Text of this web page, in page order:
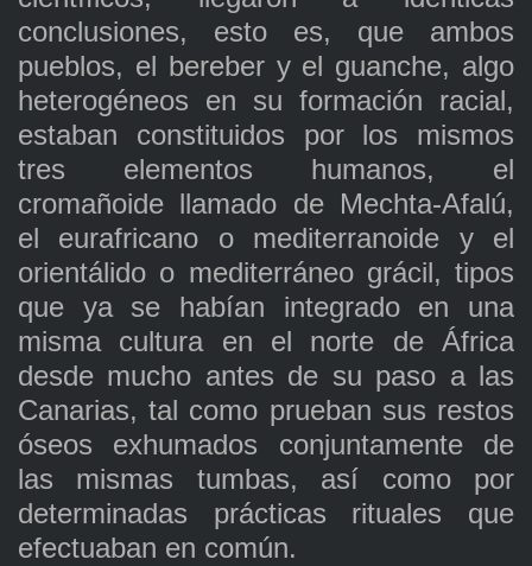
conclusiones, esto es, que ambos
pueblos, el bereber y el guanche, algo
heterogéneos en su formación racial,
estaban constituidos por los mismos
tres elementos humanos, el
cromañoide llamado de Mechta-Afalú,
el eurafricano o mediterranoide y el
orientálido o mediterráneo grácil, tipos
que ya se habían integrado en una
misma cultura en el norte de África
desde mucho antes de su paso a las
Canarias, tal como prueban sus restos
óseos exhumados conjuntamente de
las mismas tumbas, así como por
determinadas prácticas rituales que
efectuaban en común.